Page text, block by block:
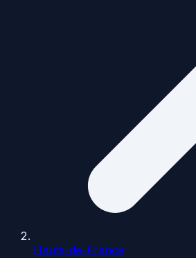
Hauts-de-France